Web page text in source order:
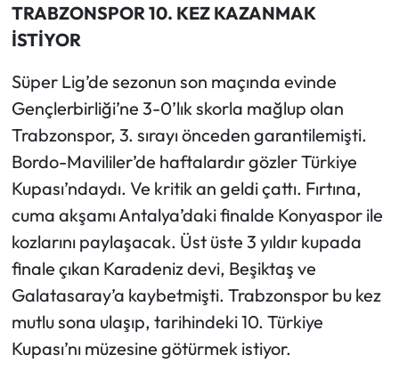
TRABZONSPOR 10. KEZ KAZANMAK
İSTİYOR
Süper Lig’de sezonun son maçında evinde
Gençlerbirliği’ne 3-0’lık skorla mağlup olan
Trabzonspor, 3. sırayı önceden garantilemişti.
Bordo-Mavililer’de haftalardır gözler Türkiye
Kupası’ndaydı. Ve kritik an geldi çattı. Fırtına,
cuma akşamı Antalya’daki finalde Konyaspor ile
kozlarını paylaşacak. Üst üste 3 yıldır kupada
finale çıkan Karadeniz devi, Beşiktaş ve
Galatasaray’a kaybetmişti. Trabzonspor bu kez
mutlu sona ulaşıp, tarihindeki 10. Türkiye
Kupası’nı müzesine götürmek istiyor.
Mektup Galeri
Ekonomi
Turizm
Teknoloji